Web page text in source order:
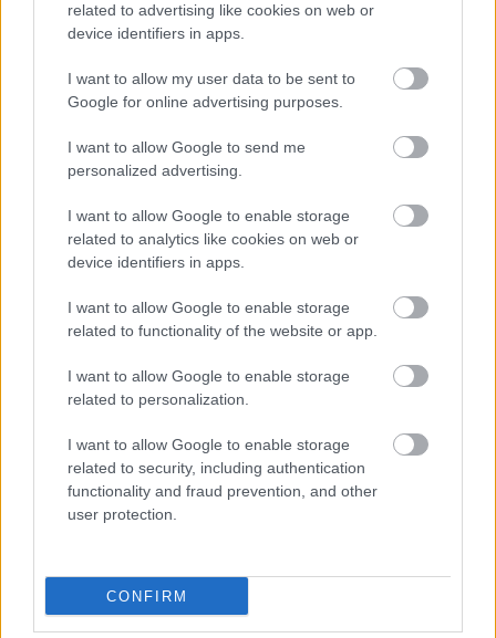
related to advertising like cookies on web or
device identifiers in apps.
I want to allow my user data to be sent to
Google for online advertising purposes.
I want to allow Google to send me
personalized advertising.
I want to allow Google to enable storage
related to analytics like cookies on web or
device identifiers in apps.
I want to allow Google to enable storage
related to functionality of the website or app.
I want to allow Google to enable storage
related to personalization.
I want to allow Google to enable storage
related to security, including authentication
functionality and fraud prevention, and other
user protection.
CONFIRM
Burnyák Peti...
építészke•2018. január 31.
Egyszerűen csak ennyit írt legutóbbi posztja mellé
Curtis. A "valahány keres" rapper ki mást vehetett
elképzelt egy 2030-ban forgatandó klipben. Lássuk
be, vicces a kép, és az benne a legszebb, hogy
A nap vicce - 9. bejegyzés
építészke•2011. december 20.
Két régi barát hosszú idő után újra találkozik...-
Milyen a házaséleted a feleségeddel??? - érdeklődik
az egyik...- Képzeld, a múltkor kipróbáltuk a tantra-